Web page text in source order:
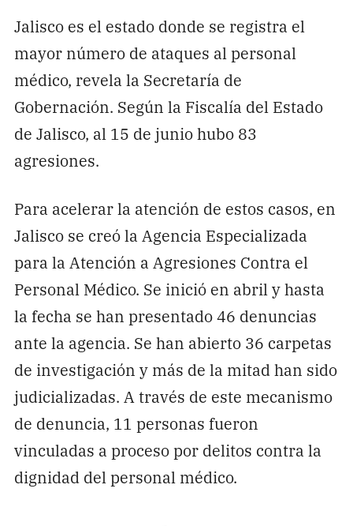
Jalisco es el estado donde se registra el
mayor número de ataques al personal
médico, revela la Secretaría de
Gobernación. Según la Fiscalía del Estado
de Jalisco, al 15 de junio hubo 83
agresiones.
Para acelerar la atención de estos casos, en
Jalisco se creó la Agencia Especializada
para la Atención a Agresiones Contra el
Personal Médico. Se inició en abril y hasta
la fecha se han presentado 46 denuncias
ante la agencia. Se han abierto 36 carpetas
de investigación y más de la mitad han sido
judicializadas. A través de este mecanismo
de denuncia, 11 personas fueron
vinculadas a proceso por delitos contra la
dignidad del personal médico.